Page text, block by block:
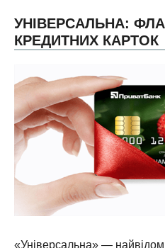
УНІВЕРСАЛЬНА:
КРЕДИТНИХ КАРТОК
«Універсальна» —